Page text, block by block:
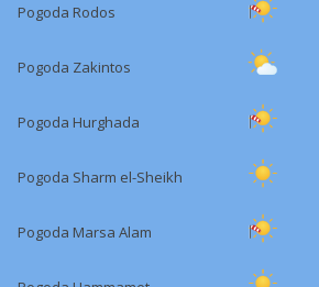
Pogoda Rodos
Pogoda Zakintos
Pogoda Hurghada
Pogoda Sharm el-Sheikh
Pogoda Marsa Alam